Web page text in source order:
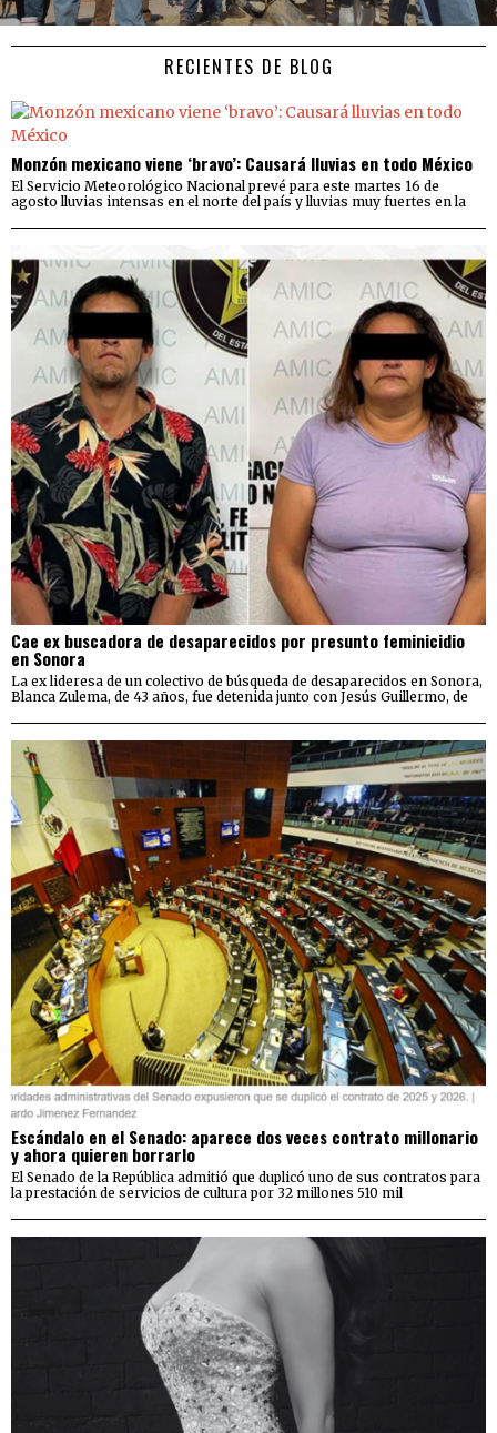
RECIENTES DE BLOG
Monzón mexicano viene ‘bravo’: Causará lluvias en todo México
El Servicio Meteorológico Nacional prevé para este martes 16 de
agosto lluvias intensas en el norte del país y lluvias muy fuertes en la
Cae ex buscadora de desaparecidos por presunto feminicidio
en Sonora
La ex lideresa de un colectivo de búsqueda de desaparecidos en Sonora,
Blanca Zulema, de 43 años, fue detenida junto con Jesús Guillermo, de
Escándalo en el Senado: aparece dos veces contrato millonario
y ahora quieren borrarlo
El Senado de la República admitió que duplicó uno de sus contratos para
la prestación de servicios de cultura por 32 millones 510 mil